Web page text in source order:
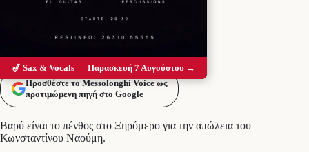
Προσθέστε το Messolonghi Voice ως
προτιμώμενη πηγή στο Google
Βαρύ είναι το πένθος στο Ξηρόμερο για την απώλεια του
Κωνσταντίνου Ναούμη.
🎷 Sax & Vocals — Παρασκευή 7 Αυγούστου →